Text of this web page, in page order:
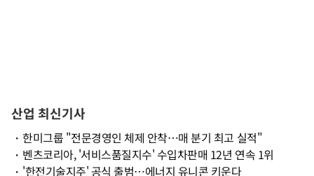
산업 최신기사
・ 한미그룹 "전문경영인 체제 안착…매 분기 최고 실적"
・ 벤츠코리아, '서비스품질지수' 수입차판매 12년 연속 1위
・ '한전기술지주' 공식 출범…에너지 유니콘 키운다